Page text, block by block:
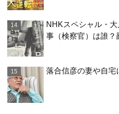
NHKスペシャル・
事（検察官）は誰？
落合信彦の妻や自宅